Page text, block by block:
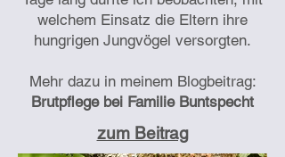
machen meinen Garten zu einem
echten Ökosystem.
Aus dieser Wechselwirkung entsteht
mit der Zeit ganz selbstverständlich
eine wundervolle Naturästhetik.
welchem Einsatz die Eltern ihre
hungrigen Jungvögel versorgten.
Mehr dazu in meinem Blogbeitrag:
Brutpflege bei Familie Buntspecht
zum Beitrag